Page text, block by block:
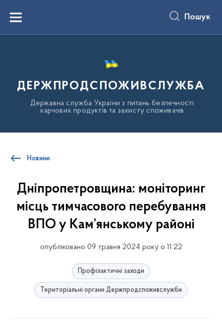
вмістуMenu Пошук
ДЕРЖПРОДСПОЖИВСЛУЖБА
Державна служба України з питань безпечності
харчових продуктів та захисту споживачів
Новини
Дніпропетровщина: моніторинг
місць тимчасового перебування
ВПО у Кам’янському районі
опубліковано 09 травня 2024 року о 11:22
Профілактичні заходи
Територіальні органи Держпродспоживслужби